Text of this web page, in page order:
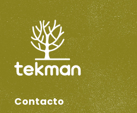
Contacto